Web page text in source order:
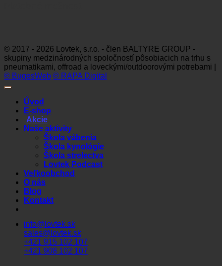
© 2017 - 2026 Lovtek, s.r.o. - člen BALTYRE GROUP -
skupiny medzinárodných spoločností pôsobiacich na trhu s
pneumatikami, offroad a loveckými/outdoorovými potrebami |
© BugesWeb © RAPA Digital
Úvod
E-shop
Akcie
Naše aktivity
Škola vábenia
Škola kynológie
Škola strelectva
Lovtek Podcast
Veľkoobchod
O nás
Blog
Kontakt
info@lovtek.sk
sales@lovtek.sk
+421 915 102 107
+421 908 102 107